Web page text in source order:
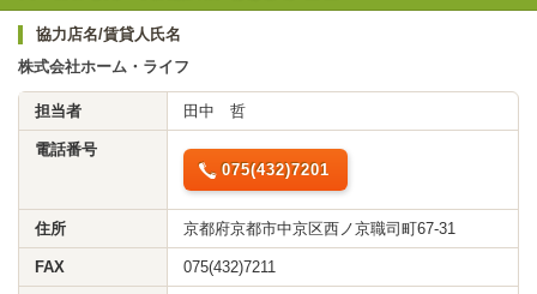
協力店名/賃貸人氏名
株式会社ホーム・ライフ
担当者 田中 哲
電話番号
075(432)7201
住所 京都府京都市中京区西ノ京職司町67-31
FAX 075(432)7211